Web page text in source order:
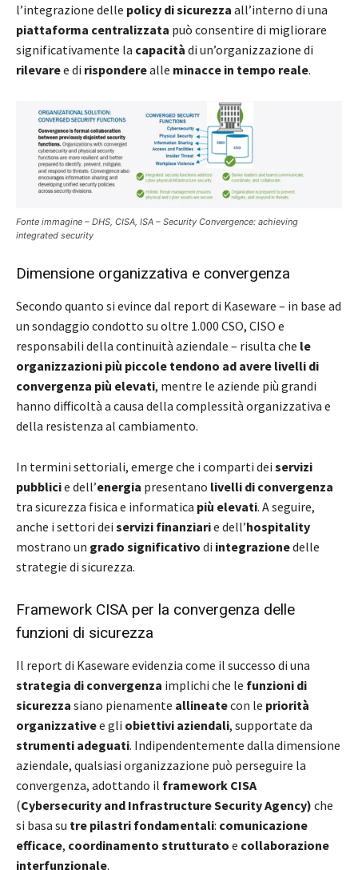
l’integrazione delle policy di sicurezza all’interno di una
piattaforma centralizzata può consentire di migliorare
significativamente la capacità di un’organizzazione di
rilevaree di risponderealle minacce in tempo reale.
Fonte immagine – DHS, CISA, ISA – Security Convergence: achieving
integrated security
Dimensione organizzativa e convergenza
Secondo quanto si evince dal report di Kaseware – in base ad
un sondaggio condotto su oltre 1.000 CSO, CISO e
responsabili della continuità aziendale – risulta che le
organizzazioni più piccole tendono ad avere livelli di
convergenza più elevati, mentre le aziende più grandi
hanno difficoltà a causa della complessità organizzativa e
della resistenza al cambiamento.
In termini settoriali, emerge che i comparti dei servizi
pubblicie dell’energia presentano livelli di convergenza
tra sicurezza fisica e informatica più elevati. A seguire,
anche i settori dei servizi finanziarie dell’hospitality
mostrano un grado significativo di integrazionedelle
strategie di sicurezza.
Framework CISA per la convergenza delle
funzioni di sicurezza
Il report di Kaseware evidenzia come il successo di una
strategia di convergenza implichi che le funzioni di
sicurezza siano pienamente allineatecon le priorità
organizzativee gli obiettivi aziendali, supportate da
strumenti adeguati. Indipendentemente dalla dimensione
aziendale, qualsiasi organizzazione può perseguire la
convergenza, adottando il framework CISA
(Cybersecurity and Infrastructure Security Agency) che
si basa su tre pilastri fondamentali: comunicazione
efficace, coordinamento strutturato e collaborazione
interfunzionale.